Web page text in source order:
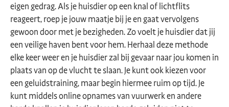
eigen gedrag. Als je huisdier op een knal of lichtflits
reageert, roep je jouw maatje bij je en gaat vervolgens
gewoon door met je bezigheden. Zo voelt je huisdier dat jij
een veilige haven bent voor hem. Herhaal deze methode
elke keer weer en je huisdier zal bij gevaar naar jou komen in
plaats van op de vlucht te slaan. Je kunt ook kiezen voor
een geluidstraining, maar begin hiermee ruim op tijd. Je
kunt middels online opnames van vuurwerk en andere